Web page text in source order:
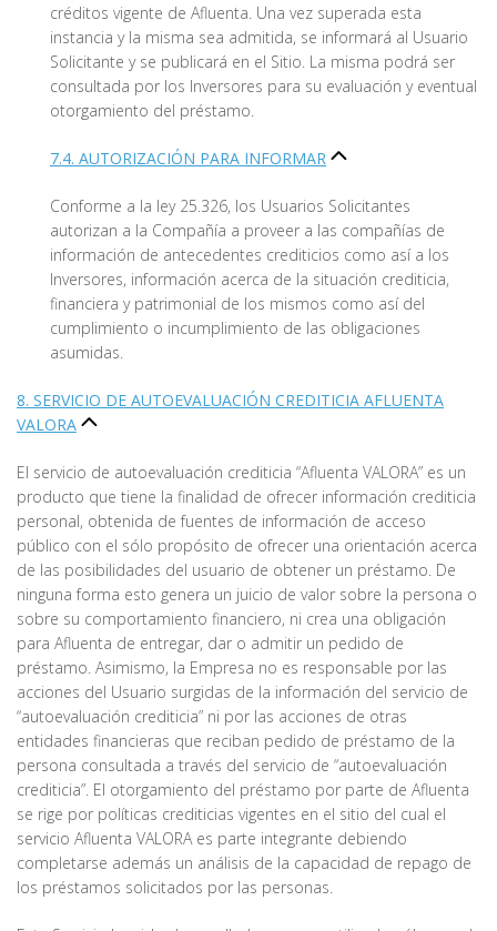
créditos vigente de Afluenta. Una vez superada esta
instancia y la misma sea admitida, se informará al Usuario
Solicitante y se publicará en el Sitio. La misma podrá ser
consultada por los Inversores para su evaluación y eventual
otorgamiento del préstamo.
7.4. AUTORIZACIÓN PARA INFORMAR
Conforme a la ley 25.326, los Usuarios Solicitantes
autorizan a la Compañía a proveer a las compañías de
información de antecedentes crediticios como así a los
Inversores, información acerca de la situación crediticia,
financiera y patrimonial de los mismos como así del
cumplimiento o incumplimiento de las obligaciones
asumidas.
8. SERVICIO DE AUTOEVALUACIÓN CREDITICIA AFLUENTA
VALORA
El servicio de autoevaluación crediticia “Afluenta VALORA” es un
producto que tiene la finalidad de ofrecer información crediticia
personal, obtenida de fuentes de información de acceso
público con el sólo propósito de ofrecer una orientación acerca
de las posibilidades del usuario de obtener un préstamo. De
ninguna forma esto genera un juicio de valor sobre la persona o
sobre su comportamiento financiero, ni crea una obligación
para Afluenta de entregar, dar o admitir un pedido de
préstamo. Asimismo, la Empresa no es responsable por las
acciones del Usuario surgidas de la información del servicio de
“autoevaluación crediticia” ni por las acciones de otras
entidades financieras que reciban pedido de préstamo de la
persona consultada a través del servicio de “autoevaluación
crediticia”. El otorgamiento del préstamo por parte de Afluenta
se rige por políticas crediticias vigentes en el sitio del cual el
servicio Afluenta VALORA es parte integrante debiendo
completarse además un análisis de la capacidad de repago de
los préstamos solicitados por las personas.